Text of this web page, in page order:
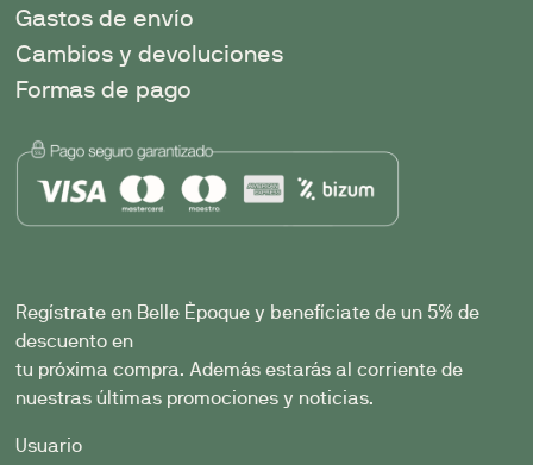
Gastos de envío
Cambios y devoluciones
Formas de pago
Regístrate en Belle Èpoque y benefíciate de un 5% de
descuento en
tu próxima compra. Además estarás al corriente de
nuestras últimas promociones y noticias.
Usuario